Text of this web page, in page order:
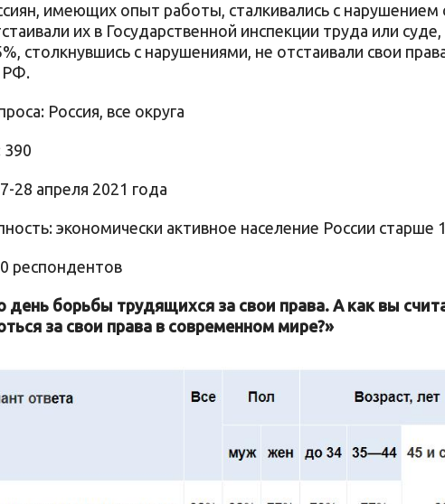
имеющих опыт работы, сталкивались с нарушением
их в Государственной инспекции труда или
столкнувшись с нарушениями, не отстаивали свои
РФ.
Россия, все округа
390
28 апреля 2021 года
экономически активное население России старше
респондентов
день борьбы трудящихся за свои права. А как вы
за свои права в современном мире?»